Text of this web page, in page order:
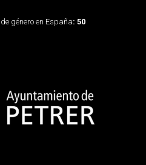
género en España: 50